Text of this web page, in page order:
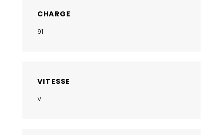
CHARGE
91
VITESSE
V